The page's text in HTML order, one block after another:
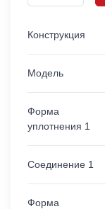
Конструкция
Модель
Форма
уплотнения 1
Соединение 1
Форма